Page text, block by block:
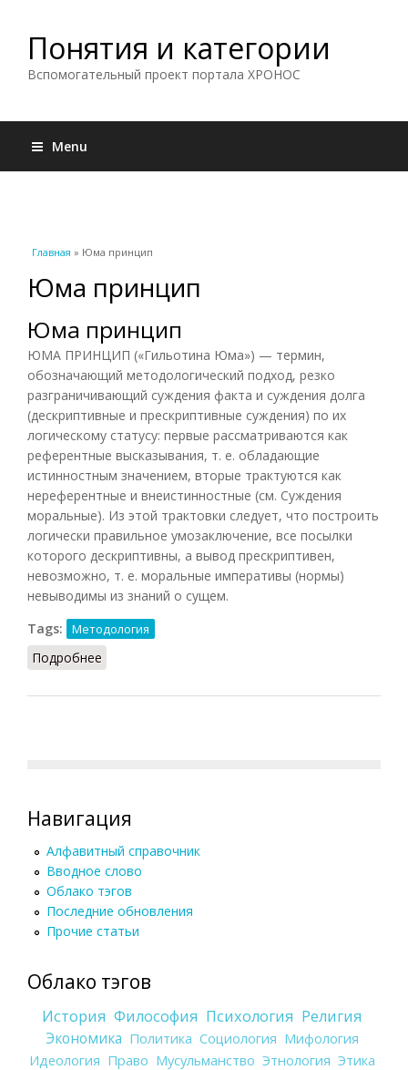
Понятия и категории
Вспомогательный проект портала ХРОНОС
Menu
Вы здесь
Главная » Юма принцип
Юма принцип
Юма принцип
ЮМА ПРИНЦИП («Гильотина Юма») — термин,
обозначающий методологический подход, резко
разграничивающий суждения факта и суждения долга
(дескриптивные и прескриптивные суждения) по их
логическому статусу: первые рассматриваются как
референтные высказывания, т. е. обладающие
истинностным значением, вторые трактуются как
нереферентные и внеистинностные (см. Суждения
моральные). Из этой трактовки следует, что построить
логически правильное умозаключение, все посылки
которого дескриптивны, а вывод прескриптивен,
невозможно, т. е. моральные императивы (нормы)
невыводимы из знаний о сущем.
Tags:
Методология
Подробнее
Навигация
Алфавитный справочник
Вводное слово
Облако тэгов
Последние обновления
Прочие статьи
Облако тэгов
История Философия Психология Религия
Экономика Политика Социология Мифология
Идеология Право Мусульманство Этнология Этика